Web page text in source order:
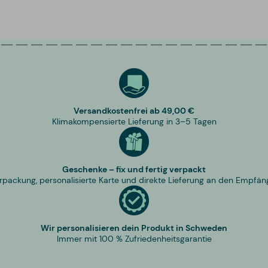
Versandkostenfrei ab 49,00 €
Klimakompensierte Lieferung in 3–5 Tagen
Geschenke – fix und fertig verpackt
personalisierte Karte und direkte Lieferung an den
Wir personalisieren dein Produkt in Schweden
Immer mit 100 % Zufriedenheitsgarantie